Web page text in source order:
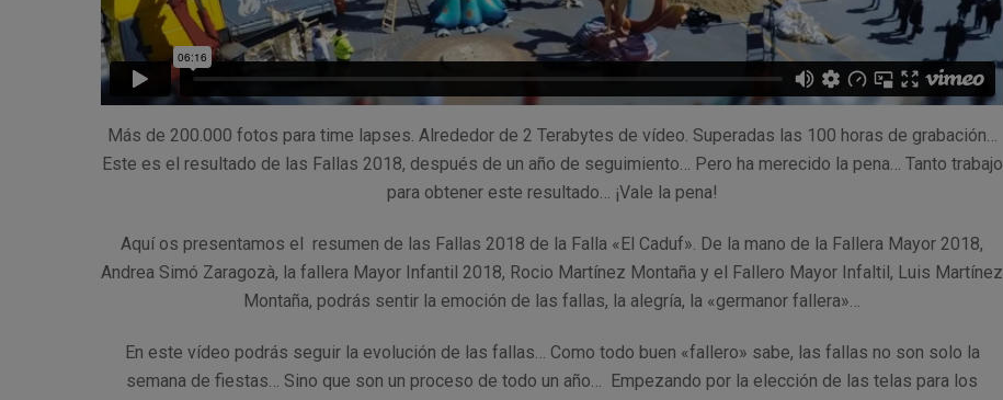
Más de 200.000 fotos para time lapses. Alrededor de 2 Terabytes de vídeo. Superadas las 100 horas de grabación…
Este es el resultado de las Fallas 2018, después de un año de seguimiento… Pero ha merecido la pena… Tanto trabajo
para obtener este resultado… ¡Vale la pena!
Aquí os presentamos el resumen de las Fallas 2018 de la Falla «El Caduf». De la mano de la Fallera Mayor 2018,
Andrea Simó Zaragozà, la fallera Mayor Infantil 2018, Rocio Martínez Montaña y el Fallero Mayor Infaltil, Luis Martínez
Montaña, podrás sentir la emoción de las fallas, la alegría, la «germanor fallera»…
En este vídeo podrás seguir la evolución de las fallas… Como todo buen «fallero» sabe, las fallas no son solo la
semana de fiestas… Sino que son un proceso de todo un año… Empezando por la elección de las telas para los